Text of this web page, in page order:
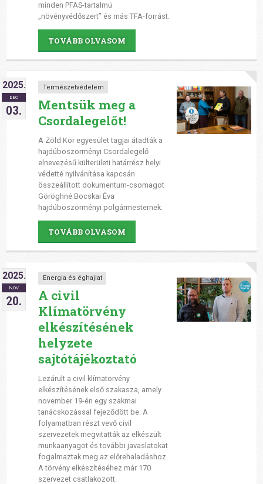
minden PFAS-tartalmú
„növényvédőszert” és más TFA-forrást.
TOVÁBB OLVASOM
2025.
DEC
03.
Természetvédelem
Mentsük meg a
Csordalegelőt!
A Zöld Kör egyesület tagjai átadták a
hajdúböszörményi Csordalegelő
elnevezésű külterületi határrész helyi
védetté nyilvánítása kapcsán
összeállított dokumentum-csomagot
Göröghné Bocskai Éva
hajdúböszörményi polgármesternek.
TOVÁBB OLVASOM
2025.
NOV
20.
Energia és éghajlat
A civil
Klímatörvény
elkészítésének
helyzete
sajtótájékoztató
Lezárult a civil klímatörvény
elkészítésének első szakasza, amely
november 19-én egy szakmai
tanácskozással fejeződött be. A
folyamatban részt vevő civil
szervezetek megvitatták az elkészült
munkaanyagot és további javaslatokat
fogalmaztak meg az előrehaladáshoz.
A törvény elkészítéséhez már 170
szervezet csatlakozott.